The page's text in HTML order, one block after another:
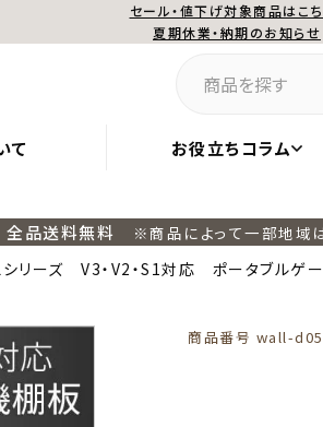
セール・値下げ対象商品はこ
夏期休業・納期のお知
全品送料無料
※商品によって一部地域
リーズ V3・V2・S1対応 ポータブルゲ
商品番号 wall-